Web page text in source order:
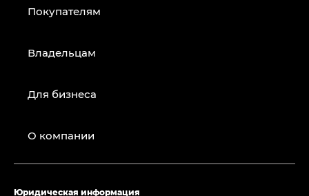
Покупателям
Владельцам
Для бизнеса
О компании
Юридическая информация